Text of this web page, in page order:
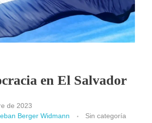
en El Salvador
de 2023
Berger Widmann Sin categoría